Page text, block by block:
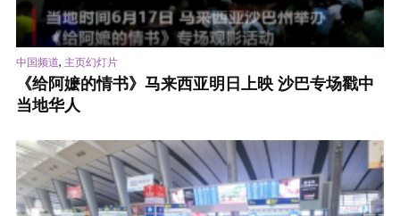
中国频道, 主页幻灯片
《给阿嬷的情书》马来西亚明日上映 沙巴专场戳中
当地华人